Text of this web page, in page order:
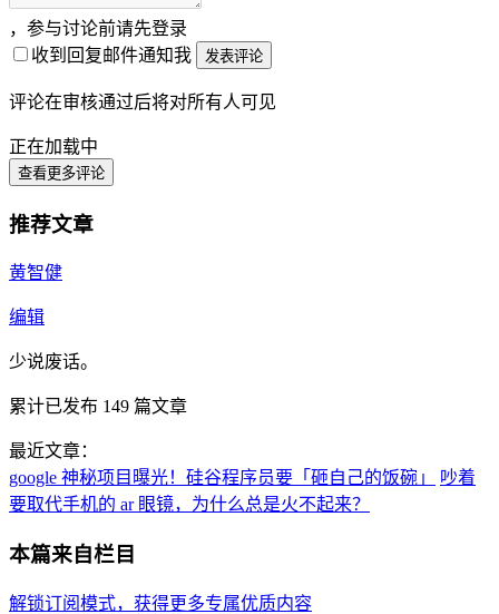
，参与讨论前请先登录
收到回复邮件通知我
发表评论
评论在审核通过后将对所有人可见
正在加载中
查看更多评论
推荐文章
黄智健
编辑
少说废话。
累计已发布 149 篇文章
最近文章：
google 神秘项目曝光！硅谷程序员要「砸自己的饭碗」
吵着
要取代手机的 ar 眼镜，为什么总是火不起来？
本篇来自栏目
解锁订阅模式，获得更多专属优质内容